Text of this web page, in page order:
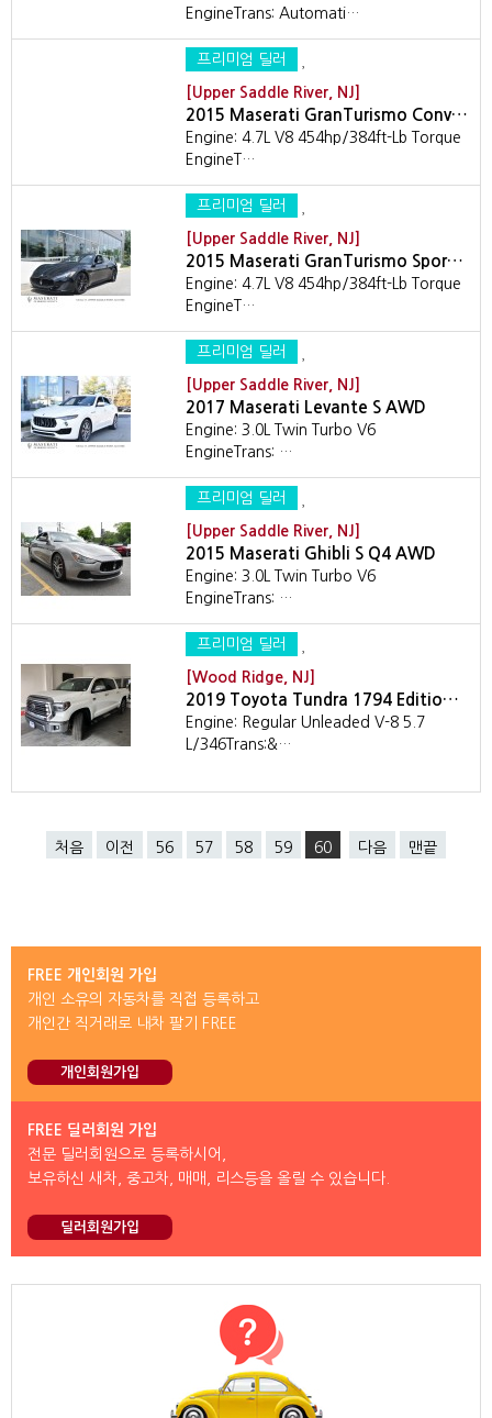
EngineTrans: Automati…
프리미엄 딜러
[Upper Saddle River, NJ]
2015 Maserati GranTurismo Conv…
Engine: 4.7L V8 454hp/384ft-Lb Torque
EngineT…
프리미엄 딜러
[Upper Saddle River, NJ]
2015 Maserati GranTurismo Spor…
Engine: 4.7L V8 454hp/384ft-Lb Torque
EngineT…
프리미엄 딜러
[Upper Saddle River, NJ]
2017 Maserati Levante S AWD
Engine: 3.0L Twin Turbo V6
EngineTrans: …
프리미엄 딜러
[Upper Saddle River, NJ]
2015 Maserati Ghibli S Q4 AWD
Engine: 3.0L Twin Turbo V6
EngineTrans: …
프리미엄 딜러
[Wood Ridge, NJ]
2019 Toyota Tundra 1794 Editio…
Engine: Regular Unleaded V-8 5.7
L/346Trans:&…
처음 이전 56 57 58 59 60 다음 맨끝
FREE 개인회원 가입
개인 소유의 자동차를 직접 등록하고
개인간 직거래로 내차 팔기 FREE
개인회원가입
FREE 딜러회원 가입
전문 딜러회원으로 등록하시어,
보유하신 새차, 중고차, 매매, 리스등을 올릴 수 있습니다.
딜러회원가입